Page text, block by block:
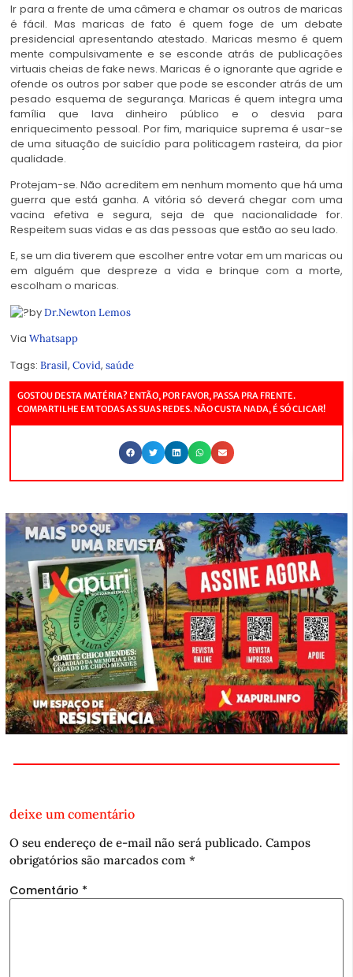
Ir para a frente de uma câmera e chamar os outros de maricas
é fácil. Mas maricas de fato é quem foge de um debate
presidencial apresentando atestado. Maricas mesmo é quem
mente compulsivamente e se esconde atrás de publicações
virtuais cheias de fake news. Maricas é o ignorante que agride e
ofende os outros por saber que pode se esconder atrás de um
pesado esquema de segurança. Maricas é quem integra uma
família que lava dinheiro público e o desvia para
enriquecimento pessoal. Por fim, mariquice suprema é usar-se
de uma situação de suicídio para politicagem rasteira, da pior
qualidade.
Protejam-se. Não acreditem em nenhum momento que há uma
guerra que está ganha. A vitória só deverá chegar com uma
vacina efetiva e segura, seja de que nacionalidade for.
Respeitem suas vidas e as das pessoas que estão ao seu lado.
E, se um dia tiverem que escolher entre votar em um maricas ou
em alguém que despreze a vida e brinque com a morte,
escolham o maricas.
byDr.Newton Lemos
Via Whatsapp
Tags: Brasil, Covid, saúde
GOSTOU DESTA MATÉRIA? ENTÃO, POR FAVOR, PASSA PRA FRENTE.
COMPARTILHE EM TODAS AS SUAS REDES. NÃO CUSTA NADA, É SÓ CLICAR!
deixe um comentário
O seu endereço de e-mail não será publicado. Campos
obrigatórios são marcados com *
Comentário *